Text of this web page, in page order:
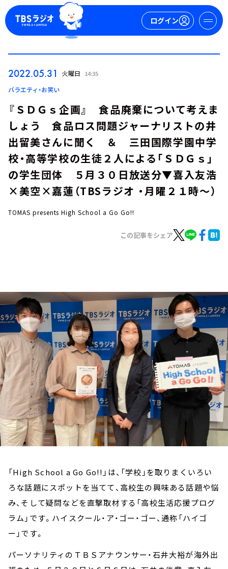
ログイン
ログイン
今日の番組表
週間番組表
トピックス
2022.05.31 火曜日 14:35
バラエティ・お笑い
『ＳＤＧｓ企画』 食品廃棄について考えま
しょう 食品ロス問題ジャーナリストの井
出留美さんに聞く ＆ 三田国際学園中学
校・高等学校の生徒２人による「ＳＤＧｓ」
の学生団体 ５月３０日放送分▼喜入友浩
×美空×嘉蓮（TBSラジオ ・月曜２１時～）
TOMAS presents High School a Go Go!!
この記事をシェア
「High School a Go Go!!」は、「学校」を取りまくいろい
ろな話題にスポットを当てて、高校生の興味ある話題や悩
み、そして疑問などを直撃取材する「高校生活応援プログ
ラム」です。ハイスクール・ア・ゴー・ゴー、通称「ハイゴ
ー」です。
パーソナリティのＴＢＳアナウンサー・石井大裕が海外出